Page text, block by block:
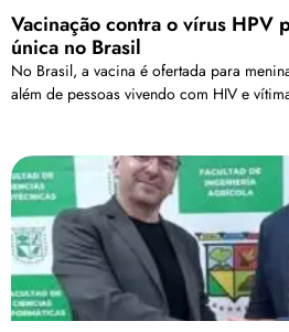
Vacinação contra o vírus HPV
única no Brasil
No Brasil, a vacina é ofertada para
além de pessoas vivendo com HIV e